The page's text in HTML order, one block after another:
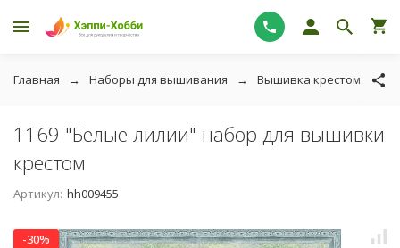
Главная Наборы для вышивания Вышивка крестом
1169 "Белые лилии" набор для вышивки
крестом
Артикул: hh009455
-30%